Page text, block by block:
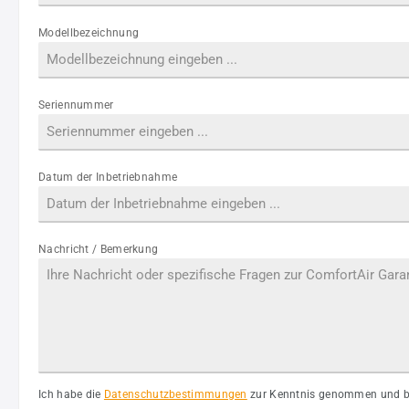
Modellbezeichnung
Seriennummer
Datum der Inbetriebnahme
Nachricht / Bemerkung
Ich habe die Datenschutzbestimmungen zur Kenntnis genommen und